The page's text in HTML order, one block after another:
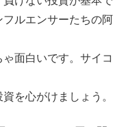
ルエンサーたちの阿
面白いです。サイコ
を心がけましょう。